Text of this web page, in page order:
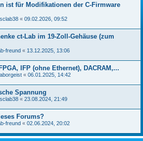
ist für Modifikationen der C-Firmware
« 09.02.2026, 09:52
ct-Lab im 19-Zoll-Gehäuse (zum
freund « 13.12.2025, 13:06
IFP (ohne Ethernet), DACRAM,...
« 06.01.2025, 14:42
Spannung
« 23.08.2024, 21:49
Forums?
freund « 02.06.2024, 20:02